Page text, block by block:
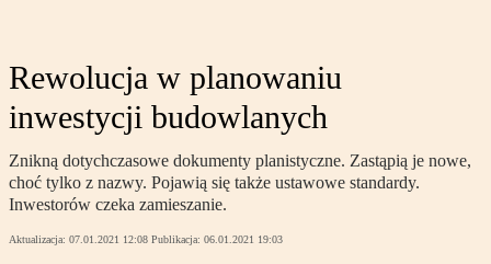
Rewolucja w planowaniu
inwestycji budowlanych
Znikną dotychczasowe dokumenty planistyczne. Zastąpią je nowe,
choć tylko z nazwy. Pojawią się także ustawowe standardy.
Inwestorów czeka zamieszanie.
Aktualizacja: 07.01.2021 12:08 Publikacja: 06.01.2021 19:03